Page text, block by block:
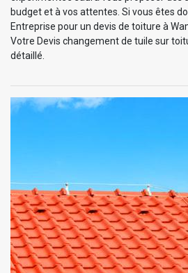
budget et à vos attentes. Si vous êtes
Entreprise pour un devis de toiture à
Votre Devis changement de tuile sur
détaillé.